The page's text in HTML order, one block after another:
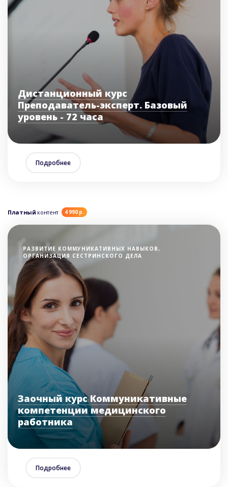
Дистанционный курс
Преподаватель-эксперт. Базовый
уровень - 72 часа
Подробнее
Платный контент 4 990 р.
РАЗВИТИЕ КОММУНИКАТИВНЫХ НАВЫКОВ,
ОРГАНИЗАЦИЯ СЕСТРИНСКОГО ДЕЛА
Заочный курс Коммуникативные
компетенции медицинского
работника
Подробнее